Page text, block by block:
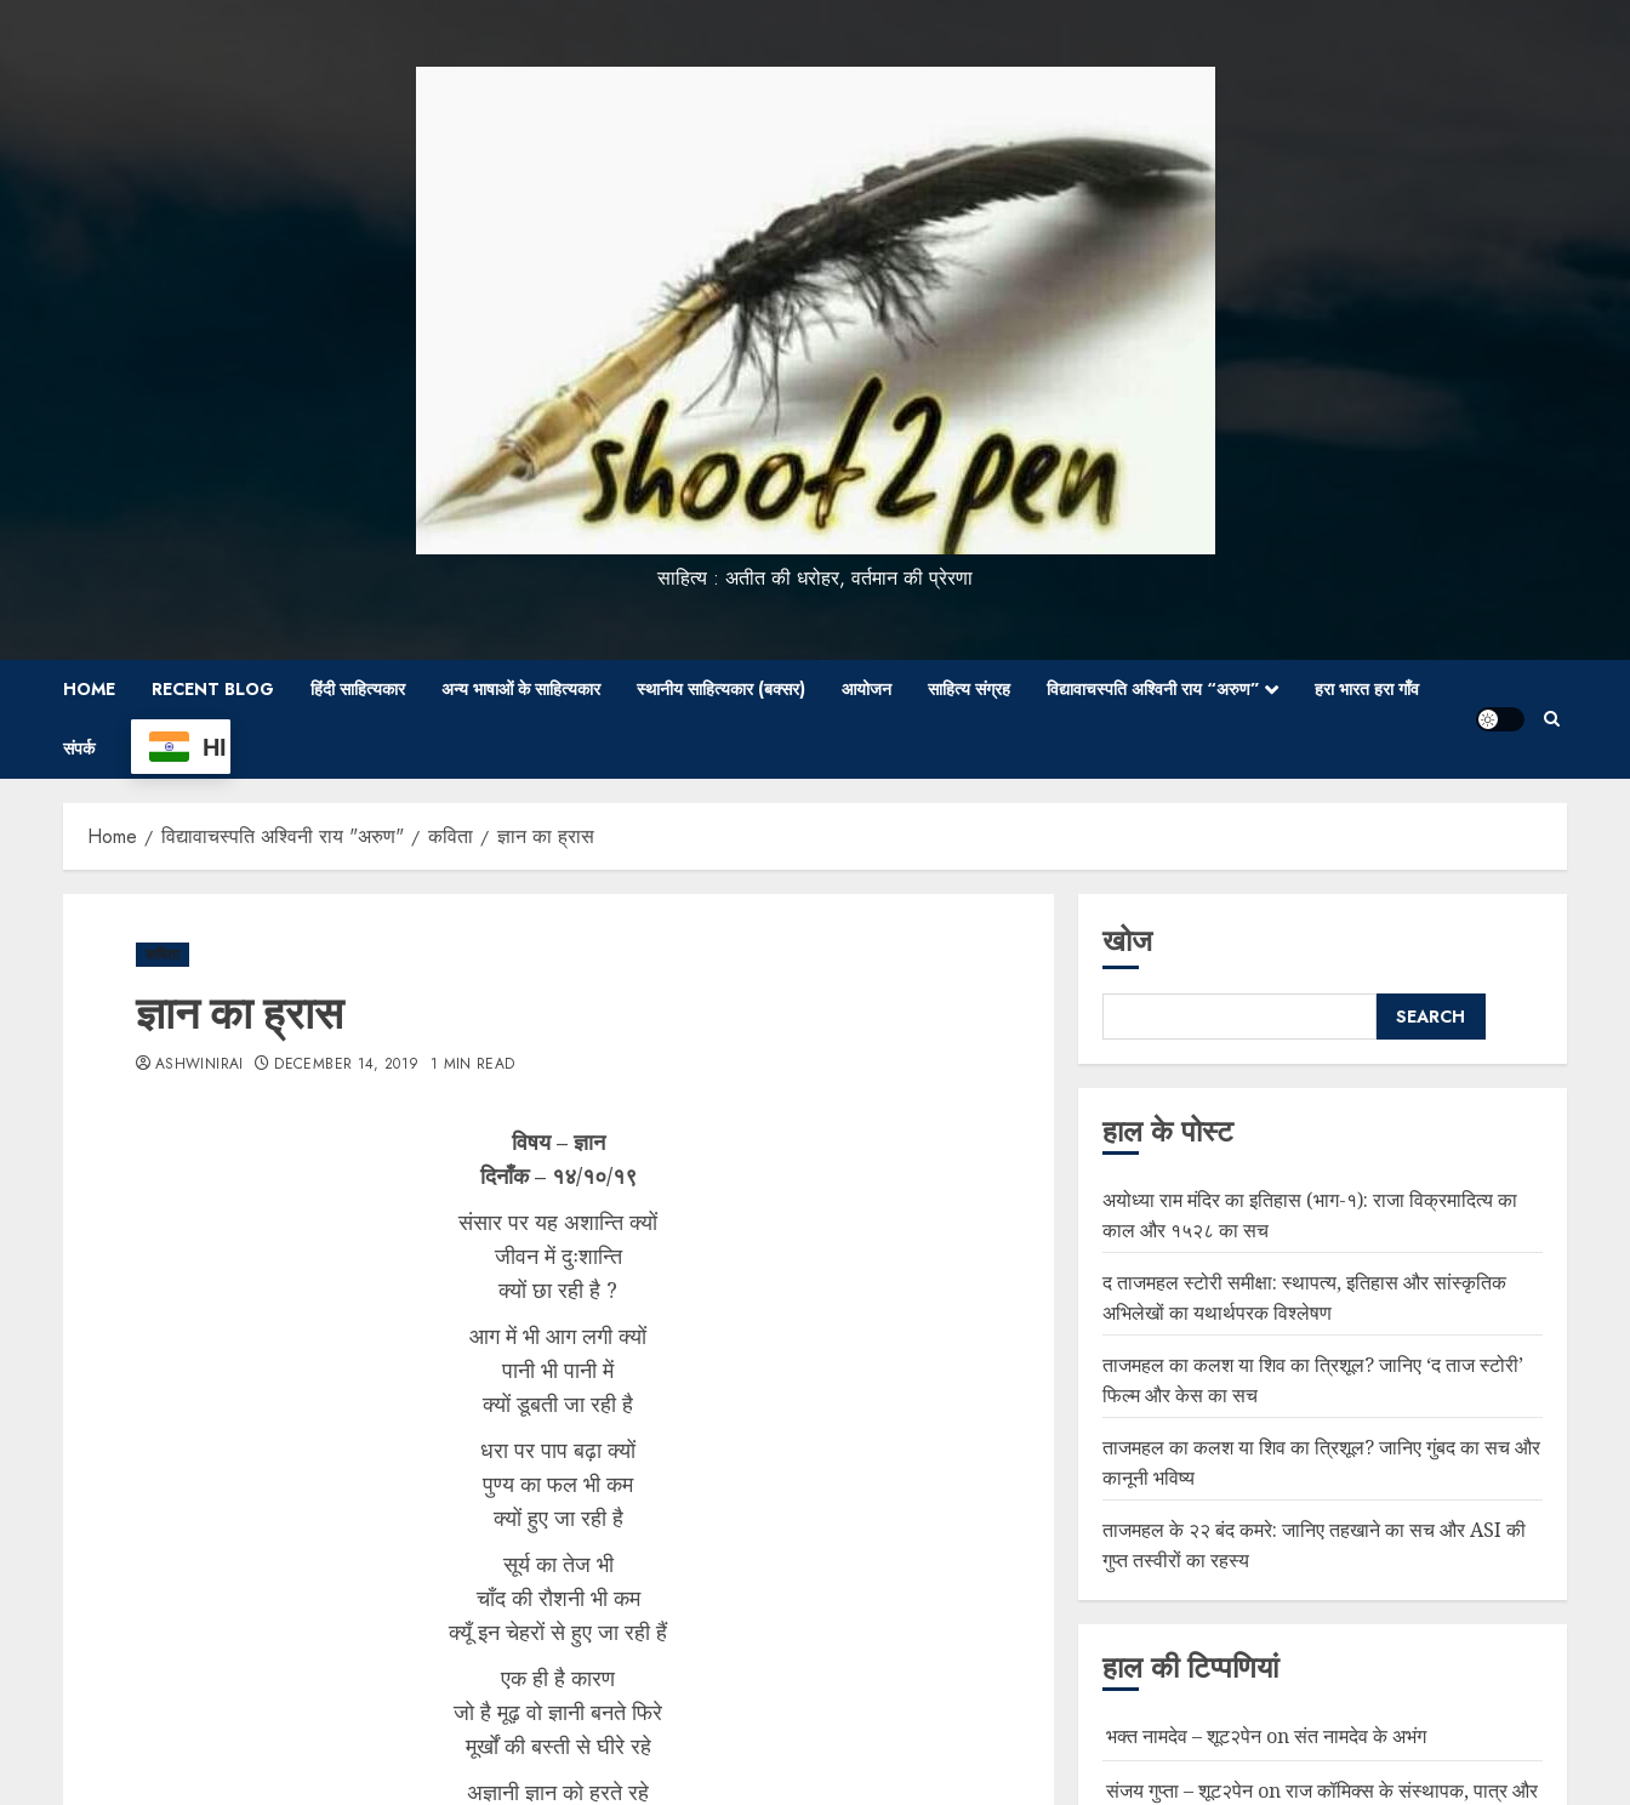
साहित्य : अतीत की धरोहर, वर्तमान की प्रेरणा
HOME RECENT BLOG हिंदी साहित्यकार अन्य भाषाओं के साहित्यकार स्थानीय साहित्यकार (बक्सर) आयोजन साहित्य संग्रह विद्यावाचस्पति अश्विनी राय “अरुण” हरा भारत हरा गाँव
संपर्क HI
Home विद्यावाचस्पति अश्विनी राय "अरुण" कविता ज्ञान का ह्रास
कविता
ज्ञान का ह्रास
ASHWINIRAI DECEMBER 14, 2019 1 MIN READ
विषय – ज्ञान
दिनाँक – १४/१०/१९
संसार पर यह अशान्ति क्यों
जीवन में दुःशान्ति
क्यों छा रही है ?
आग में भी आग लगी क्यों
पानी भी पानी में
क्यों डूबती जा रही है
धरा पर पाप बढ़ा क्यों
पुण्य का फल भी कम
क्यों हुए जा रही है
सूर्य का तेज भी
चाँद की रौशनी भी कम
क्यूँ इन चेहरों से हुए जा रही हैं
एक ही है कारण
जो है मूढ़ वो ज्ञानी बनते फिरे
मूर्खों की बस्ती से घीरे रहे
अज्ञानी ज्ञान को हरते रहे
खोज
SEARCH
हाल के पोस्ट
अयोध्या राम मंदिर का इतिहास (भाग-१): राजा विक्रमादित्य का
काल और १५२८ का सच
द ताजमहल स्टोरी समीक्षा: स्थापत्य, इतिहास और सांस्कृतिक
अभिलेखों का यथार्थपरक विश्लेषण
ताजमहल का कलश या शिव का त्रिशूल? जानिए ‘द ताज स्टोरी’
फिल्म और केस का सच
ताजमहल का कलश या शिव का त्रिशूल? जानिए गुंबद का सच और
कानूनी भविष्य
ताजमहल के २२ बंद कमरे: जानिए तहखाने का सच और ASI की
गुप्त तस्वीरों का रहस्य
हाल की टिप्पणियां
भक्त नामदेव – शूट२पेनonसंत नामदेव के अभंग
संजय गुप्ता – शूट२पेनonराज कॉमिक्स के संस्थापक, पात्र और